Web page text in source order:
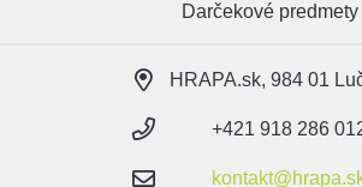
Darčekové predmety
HRAPA.sk, 984 01
+421 918 286